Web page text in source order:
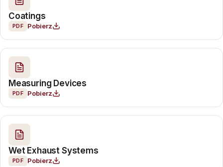
Coatings
PDF Pobierz
Measuring Devices
PDF Pobierz
Wet Exhaust Systems
PDF Pobierz